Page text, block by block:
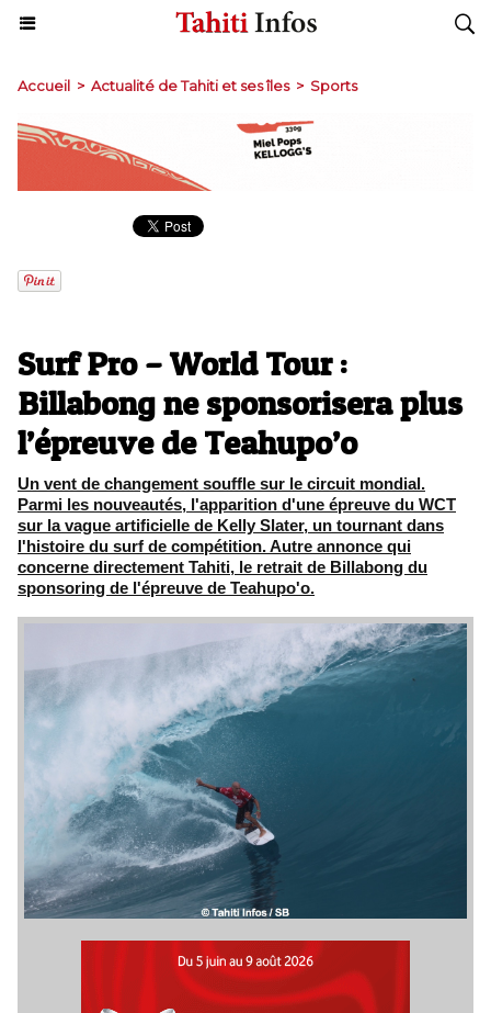
Accueil > Actualité de Tahiti et ses îles > Sports
Surf Pro – World Tour :
Billabong ne sponsorisera plus
l’épreuve de Teahupo’o
Un vent de changement souffle sur le circuit mondial.
Parmi les nouveautés, l'apparition d'une épreuve du WCT
sur la vague artificielle de Kelly Slater, un tournant dans
l'histoire du surf de compétition. Autre annonce qui
concerne directement Tahiti, le retrait de Billabong du
sponsoring de l'épreuve de Teahupo'o.